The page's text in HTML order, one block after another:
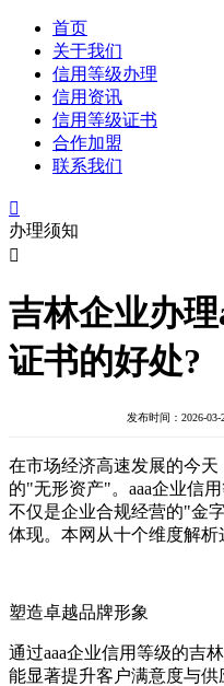
首页
关于我们
信用等级办理
信用资讯
信用等级证书
合作加盟
联系我们

办理须知

吉林企业办
证书的好处?
发布时间：2026-03-
在市场经济高速发展的今
的"无形资产"。aaa企业信
不仅是企业合规经营的"金
体现。本网从十个维度解析
塑造卓越品牌形象
通过aaa企业信用等级的吉
能显著提升客户满意度与